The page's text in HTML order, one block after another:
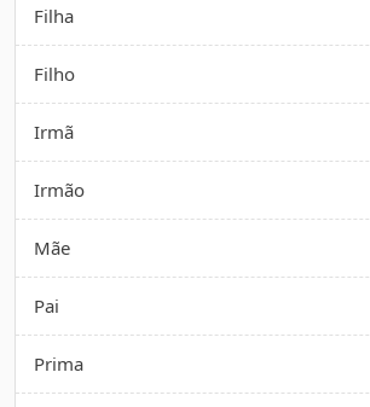
Filha
Filho
Irmã
Irmão
Mãe
Pai
Prima